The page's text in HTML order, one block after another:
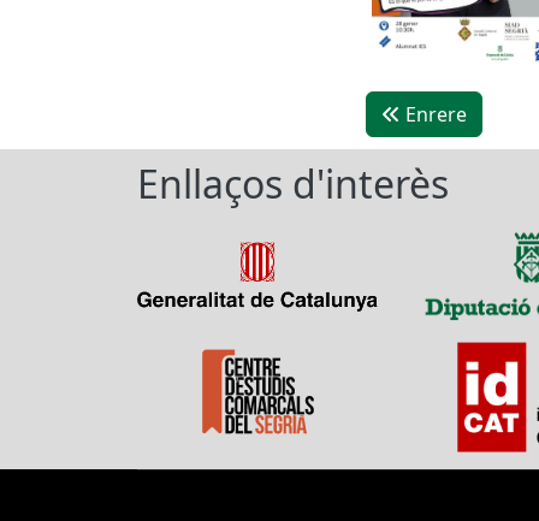
Enrere
Enllaços d'interès